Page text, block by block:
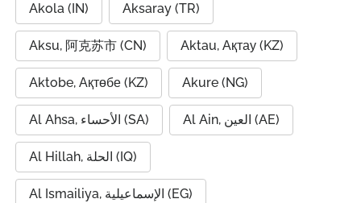
Akola (IN) Aksaray (TR)
Aksu, 阿克苏市 (CN) Aktau, Ақтау (KZ)
Aktobe, Ақтөбе (KZ) Akure (NG)
Al Ahsa, الأحساء (SA) Al Ain, العين (AE)
Al Hillah, الحلة (IQ)
Al Ismailiya, الإسماعيلية (EG)